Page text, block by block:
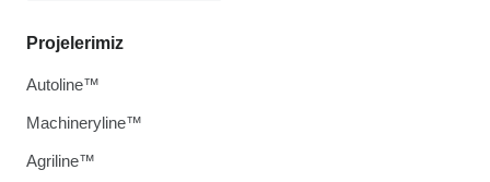
Projelerimiz
Autoline™
Machineryline™
Agriline™